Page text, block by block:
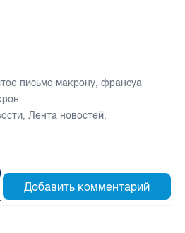
письмо макрону, франсуа
, Лента новостей,